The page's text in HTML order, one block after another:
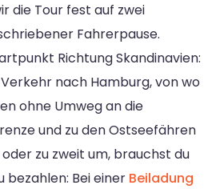
die Tour fest auf zwei
Fahrerpause.
Richtung Skandinavien:
nach Hamburg, von wo
ohne Umweg an die
und zu den Ostseefähren
zu zweit um, brauchst du
bezahlen: Bei einer Beiladung